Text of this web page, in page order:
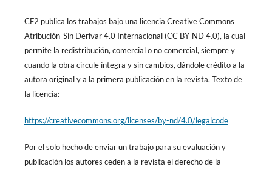
CF2 publica los trabajos bajo una licencia Creative Commons
Atribución-Sin Derivar 4.0 Internacional (CC BY-ND 4.0), la cual
permite la redistribución, comercial o no comercial, siempre y
cuando la obra circule íntegra y sin cambios, dándole crédito a la
autora original y a la primera publicación en la revista. Texto de
la licencia:
https://creativecommons.org/licenses/by-nd/4.0/legalcode
Por el solo hecho de enviar un trabajo para su evaluación y
publicación los autores ceden a la revista el derecho de la